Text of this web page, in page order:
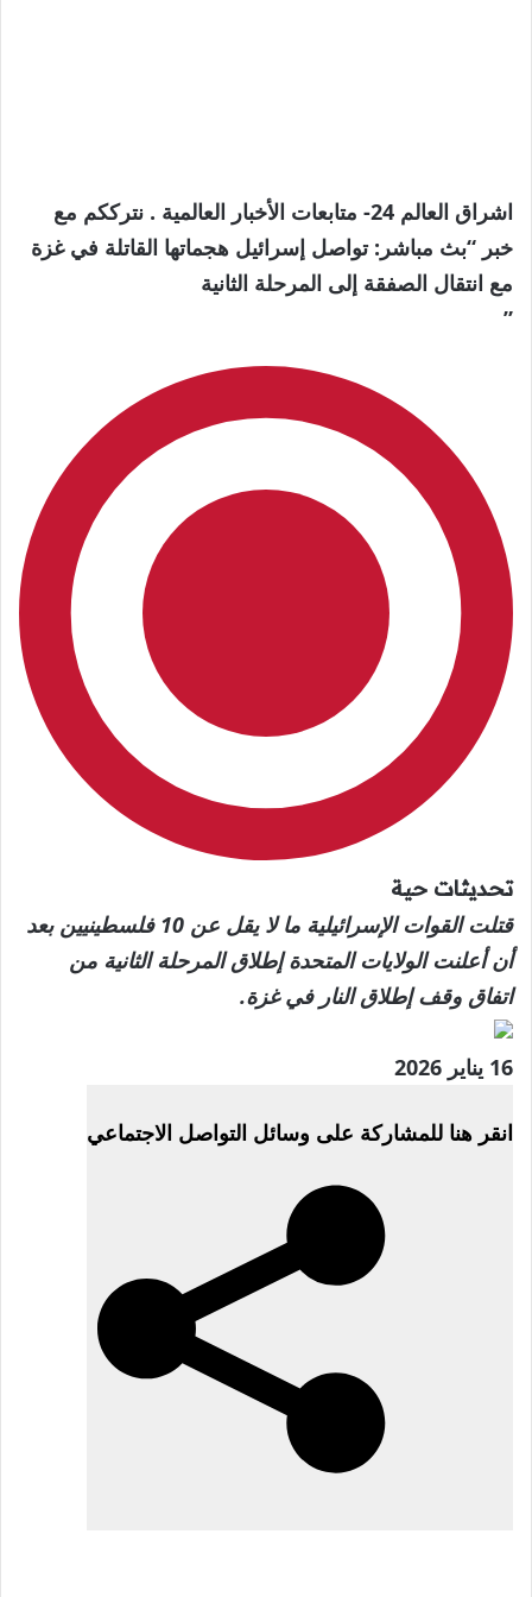
اشراق العالم 24- متابعات الأخبار العالمية . نترككم مع
خبر “بث مباشر: تواصل إسرائيل هجماتها القاتلة في غزة
مع انتقال الصفقة إلى المرحلة الثانية
”
تحديثات حية
حية،
قتلت القوات الإسرائيلية ما لا يقل عن 10 فلسطينيين بعد
أن أعلنت الولايات المتحدة إطلاق المرحلة الثانية من
اتفاق وقف إطلاق النار في غزة.
تم
بتاريخ
16 يناير 2026
انقر هنا للمشاركة على وسائل التواصل الاجتماعي